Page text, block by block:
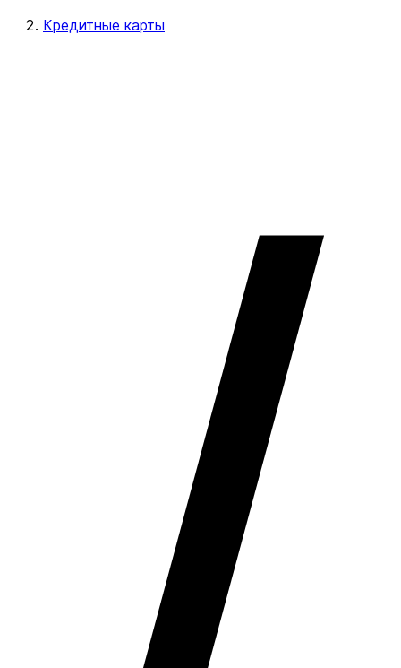
Кредитные карты